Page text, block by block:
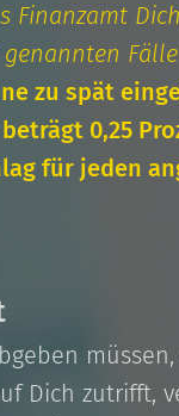
zu spät
0,25
für jeden
müssen,
Dich zutrifft,